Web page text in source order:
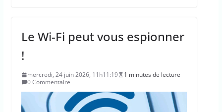
Le Wi-Fi peut vous espionner
!
mercredi, 24 juin 2026, 11h11:19
1 minutes de lecture
0 Commentaire